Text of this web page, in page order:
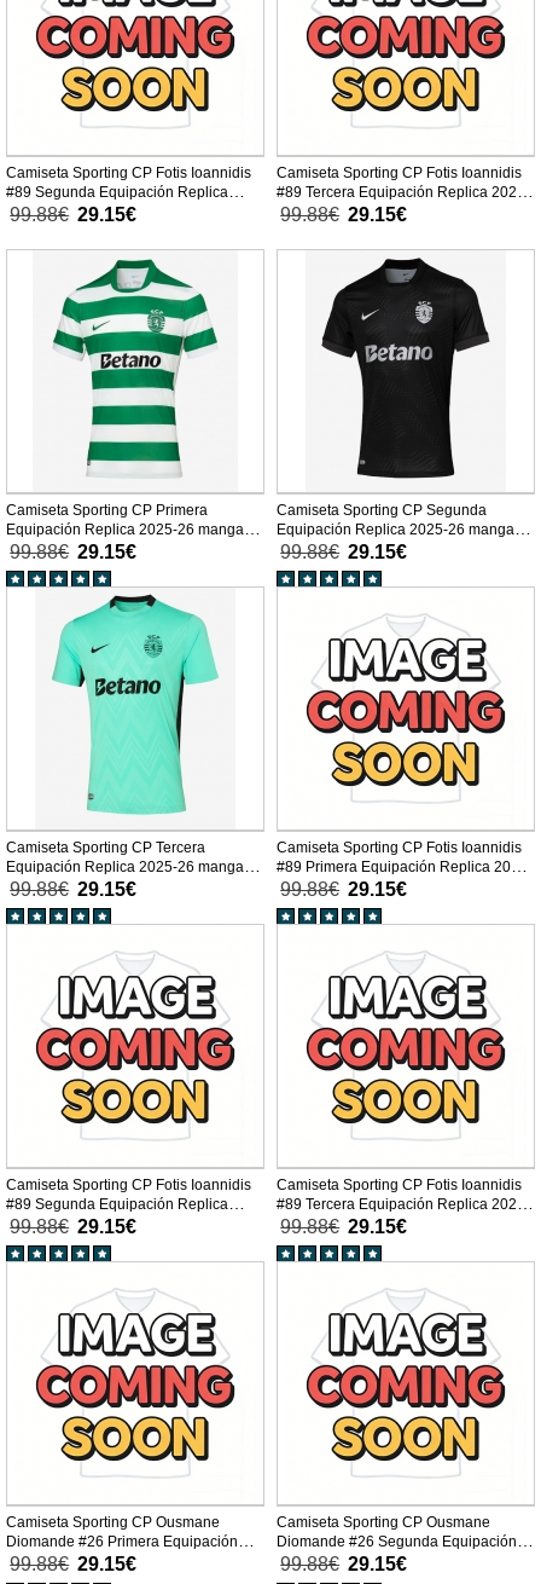
Camiseta Sporting CP Fotis Ioannidis
#89 Segunda Equipación Replica
2026-27 mangas cortas
99.88€ 29.15€
Camiseta Sporting CP Fotis Ioannidis
#89 Tercera Equipación Replica 2026-
27 mangas cortas
99.88€ 29.15€
Camiseta Sporting CP Primera
Equipación Replica 2025-26 mangas
cortas
99.88€ 29.15€
Camiseta Sporting CP Segunda
Equipación Replica 2025-26 mangas
cortas
99.88€ 29.15€
Camiseta Sporting CP Tercera
Equipación Replica 2025-26 mangas
cortas
99.88€ 29.15€
Camiseta Sporting CP Fotis Ioannidis
#89 Primera Equipación Replica 2025-
26 mangas cortas
99.88€ 29.15€
Camiseta Sporting CP Fotis Ioannidis
#89 Segunda Equipación Replica
2025-26 mangas cortas
99.88€ 29.15€
Camiseta Sporting CP Fotis Ioannidis
#89 Tercera Equipación Replica 2025-
26 mangas cortas
99.88€ 29.15€
Camiseta Sporting CP Ousmane
Diomande #26 Primera Equipación
Replica 2025-26 mangas cortas
99.88€ 29.15€
Camiseta Sporting CP Ousmane
Diomande #26 Segunda Equipación
Replica 2025-26 mangas cortas
99.88€ 29.15€